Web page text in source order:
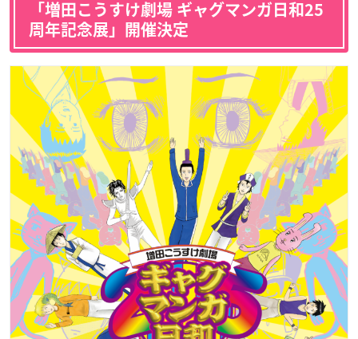
「増田こうすけ劇場 ギャグマンガ日和25
周年記念展」開催決定